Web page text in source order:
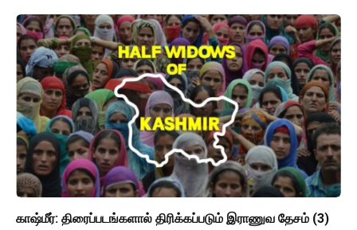
காஷ்மீர்: திரைப்படங்களால் திரிக்கப்படும் இராணுவ தேசம் (3)